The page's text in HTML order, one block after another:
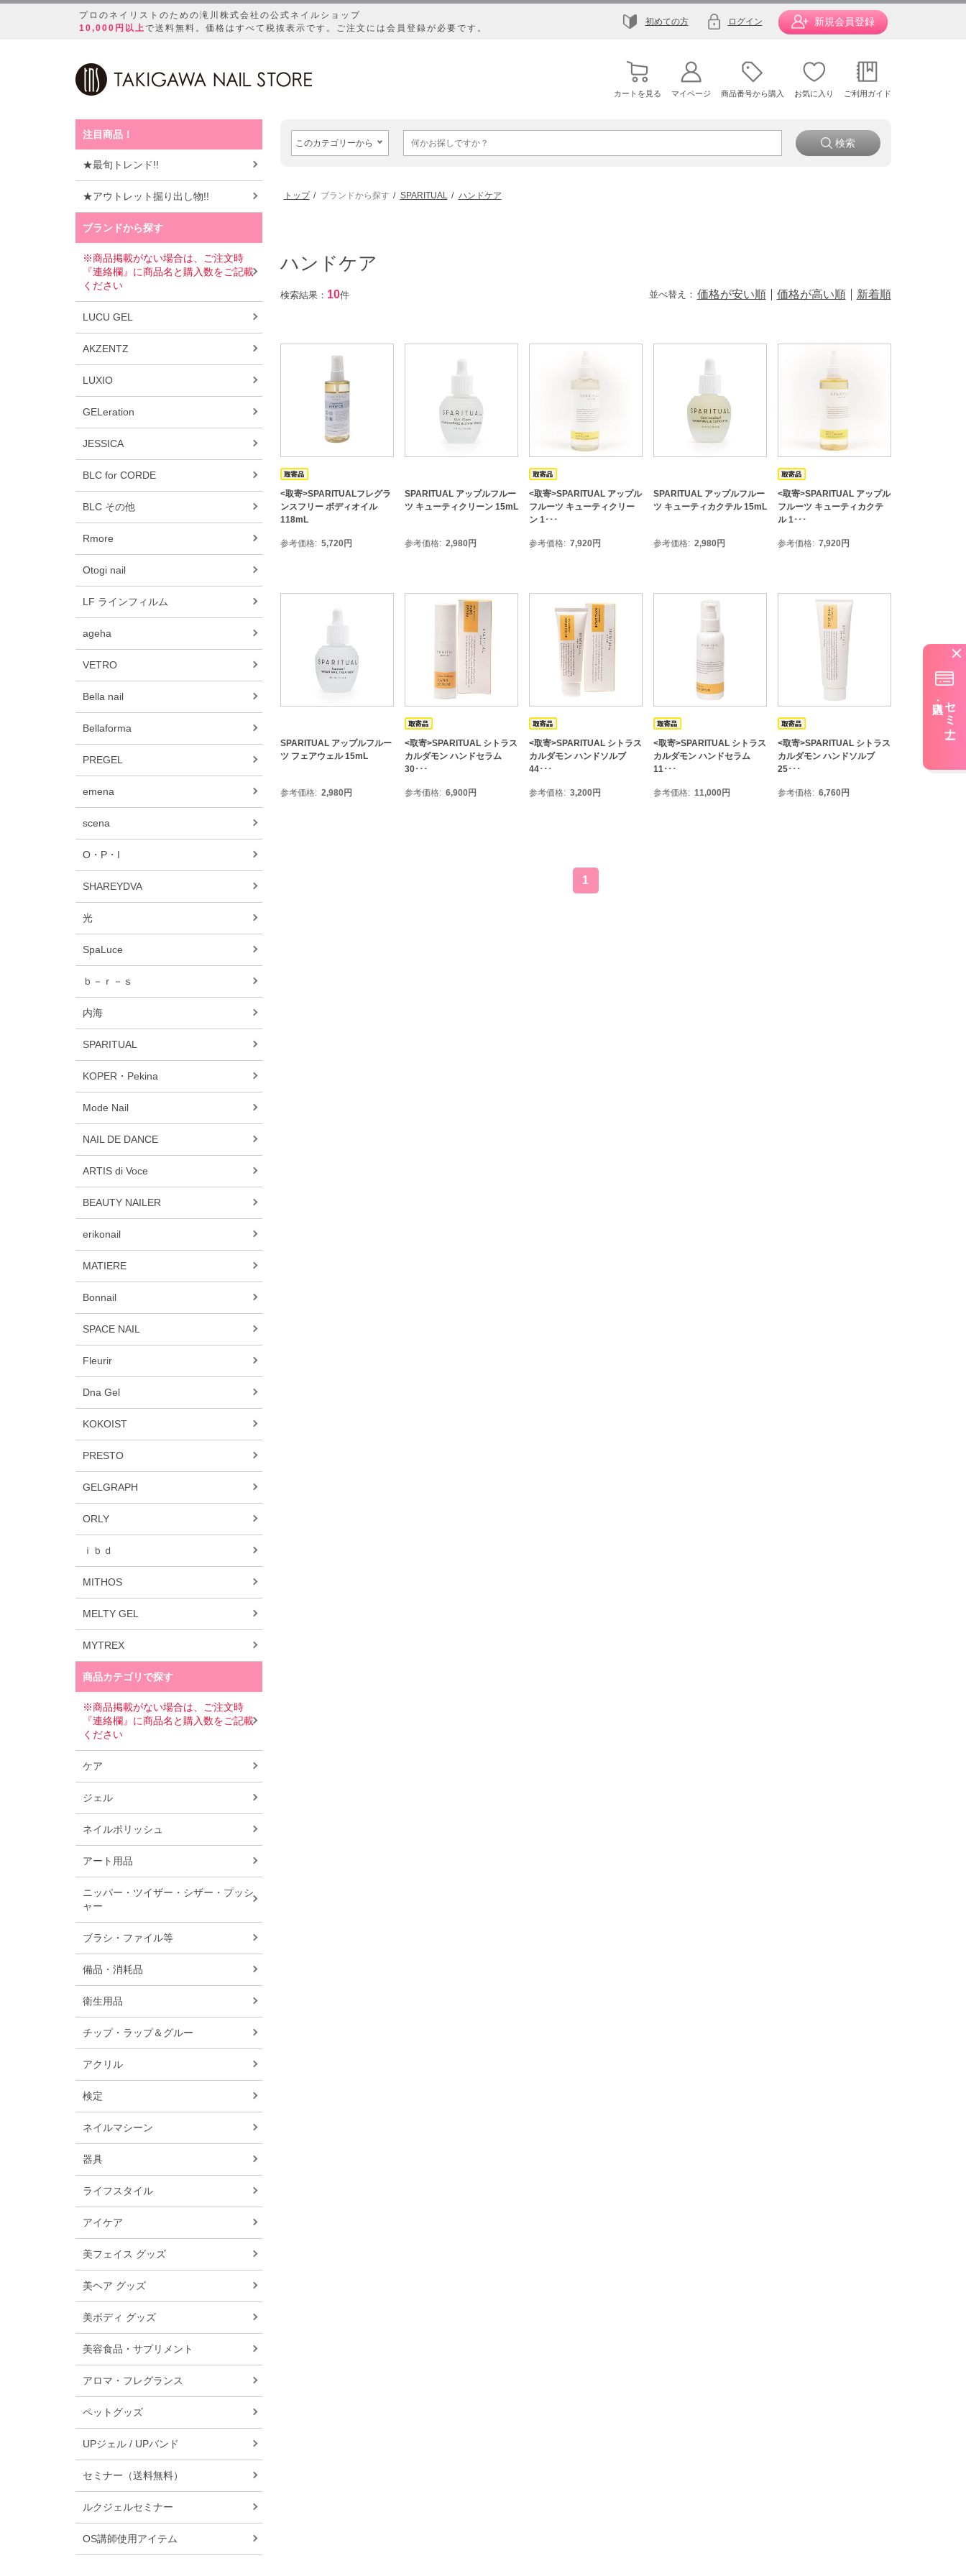
プロのネイリストのための滝川株式会社の公式ネイルショップ
10,000円以上で送料無料。価格はすべて税抜表示です。ご注文には会員登録が必要です。
初めての方 ログイン 新規会員登録
カートを見る マイページ 商品番号から購入 お気に入り ご利用ガイド
注目商品！
★最旬トレンド!!
★アウトレット掘り出し物!!
ブランドから探す
※商品掲載がない場合は、ご注文時
『連絡欄』に商品名と購入数をご記載
ください
LUCU GEL
AKZENTZ
LUXIO
GELeration
JESSICA
BLC for CORDE
BLC その他
Rmore
Otogi nail
LF ラインフィルム
ageha
VETRO
Bella nail
Bellaforma
PREGEL
emena
scena
O・P・I
SHAREYDVA
光
SpaLuce
ｂ－ｒ－ｓ
内海
SPARITUAL
KOPER・Pekina
Mode Nail
NAIL DE DANCE
ARTIS di Voce
BEAUTY NAILER
erikonail
MATIERE
Bonnail
SPACE NAIL
Fleurir
Dna Gel
KOKOIST
PRESTO
GELGRAPH
ORLY
ｉｂｄ
MITHOS
MELTY GEL
MYTREX
商品カテゴリで探す
※商品掲載がない場合は、ご注文時
『連絡欄』に商品名と購入数をご記載
ください
ケア
ジェル
ネイルポリッシュ
アート用品
ニッパー・ツイザー・シザー・プッシ
ャー
ブラシ・ファイル等
備品・消耗品
衛生用品
チップ・ラップ＆グルー
アクリル
検定
ネイルマシーン
器具
ライフスタイル
アイケア
美フェイス グッズ
美ヘア グッズ
美ボディ グッズ
美容食品・サプリメント
アロマ・フレグランス
ペットグッズ
UPジェル / UPバンド
セミナー（送料無料）
ルクジェルセミナー
OS講師使用アイテム
トップ ブランドから探す SPARITUAL ハンドケア
ハンドケア
検索結果： 10件 並べ替え： 価格が安い順 価格が高い順 新着順
<取寄>SPARITUALフレグラ
ンスフリー ボディオイル
118mL
参考価格 5,720円
SPARITUAL アップルフルー
ツ キューティクリーン 15mL
参考価格 2,980円
<取寄>SPARITUAL アップル
フルーツ キューティクリー
ン 1･･･
参考価格 7,920円
SPARITUAL アップルフルー
ツ キューティカクテル 15mL
参考価格 2,980円
<取寄>SPARITUAL アップル
フルーツ キューティカクテ
ル 1･･･
参考価格 7,920円
SPARITUAL アップルフルー
ツ フェアウェル 15mL
参考価格 2,980円
<取寄>SPARITUAL シトラス
カルダモン ハンドセラム
30･･･
参考価格 6,900円
<取寄>SPARITUAL シトラス
カルダモン ハンドソルブ
44･･･
参考価格 3,200円
<取寄>SPARITUAL シトラス
カルダモン ハンドセラム
11･･･
参考価格 11,000円
<取寄>SPARITUAL シトラス
カルダモン ハンドソルブ
25･･･
参考価格 6,760円
1
セミナー